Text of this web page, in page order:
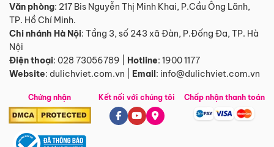
Văn phòng: 217 Bis Nguyễn Thị Minh Khai, P.Cầu Ông Lãnh,
TP. Hồ Chí Minh.
Chi nhánh Hà Nội: Tầng 3, số 243 xã Đàn, P.Đống Đa, TP. Hà
Nội
Điện thoại: 028 73056789 Hotline: 1900 1177
Website: dulichviet.com.vn Email: info@dulichviet.com.vn
Chứng nhận Kết nối với chúng tôi Chấp nhận thanh toán